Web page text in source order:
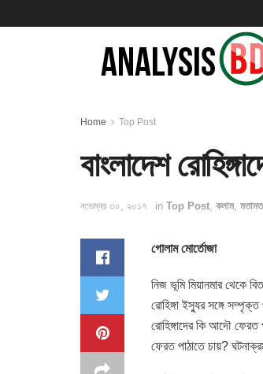
Home Top Post
বাংলাদেশ
নভেম্বর ৩০, ২০১৭ in Top Post কলাম, মতামত
গোলাম মোর্তোজা
নিজ ভূমি মিয়ানমার থেকে
রোহিঙ্গা ইস্যুর সঙ্গে
রোহিঙ্গাদের কি আদৌ ফেরত
ফেরত পাঠাতে চায়?